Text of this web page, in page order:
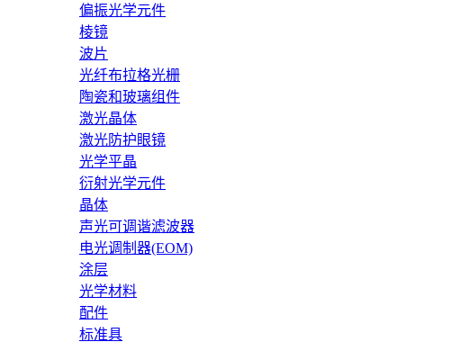
偏振光学元件
棱镜
波片
光纤布拉格光栅
陶瓷和玻璃组件
激光晶体
激光防护眼镜
光学平晶
衍射光学元件
晶体
声光可调谐滤波器
电光调制器(EOM)
涂层
光学材料
配件
标准具